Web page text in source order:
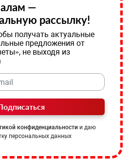
—
рассылку!
получать актуальные
предложения от
не выходя из
конфиденциальности и даю
персональных данных